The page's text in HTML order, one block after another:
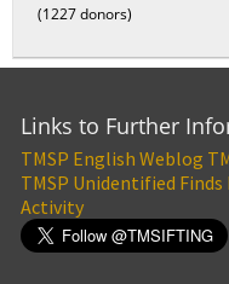
(1227 donors)
Links to Further
TMSP English Weblog
TMSP Unidentified Finds
Activity